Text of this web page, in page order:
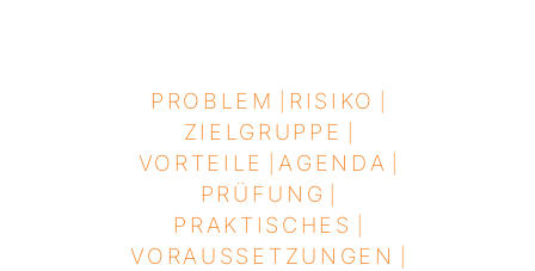
PROBLEM RISIKO
ZIELGRUPPE
VORTEILE |AGENDA
PRÜFUNG
PRAKTISCHES
VORAUSSETZUNGEN